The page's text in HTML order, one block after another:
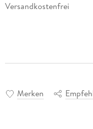
Versandkostenfrei
Merken